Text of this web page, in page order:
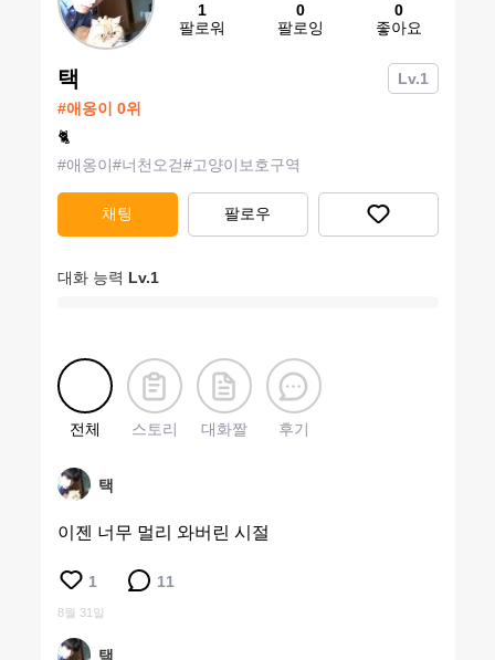
1
팔로워
0
팔로잉
0
좋아요
택 Lv.1
#애옹이 0위
🐈
#애옹이#너천오걷#고양이보호구역
채팅 팔로우
대화 능력 Lv.1
전체 스토리 대화짤 후기
택
이젠 너무 멀리 와버린 시절
1 11
8월 31일
택